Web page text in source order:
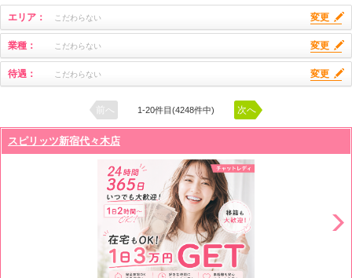
エリア： こだわらない 変更
業種： こだわらない 変更
待遇： こだわらない 変更
前へ 1-20件目(4248件中) 次へ
スピリッツ新宿代々木店